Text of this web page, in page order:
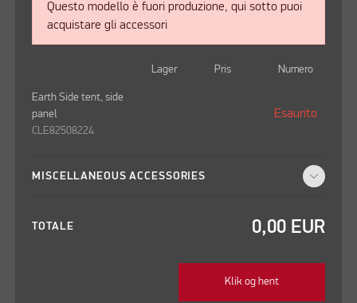
Questo modello è fuori produzione, qui sotto puoi
acquistare gli accessori
Lager Pris Numero
Earth Side tent, side
panel
CLE82508224
Esaurito
MISCELLANEOUS ACCESSORIES
TOTALE 0,00 EUR
Klik og hent